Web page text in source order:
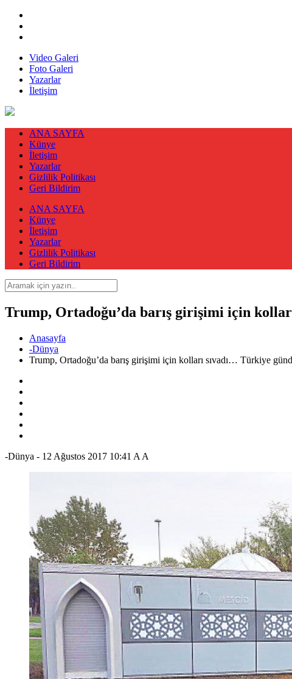
Video Galeri
Foto Galeri
Yazarlar
İletişim
ANA SAYFA
Künye
İletişim
Yazarlar
Gizlilik Politikası
Geri Bildirim
ANA SAYFA
Künye
İletişim
Yazarlar
Gizlilik Politikası
Geri Bildirim
Trump, Ortadoğu’da barış girişimi için
Anasayfa
-Dünya
Trump, Ortadoğu’da barış girişimi için kolları sıvadı… Türkiye
-Dünya - 12 Ağustos 2017 10:41 A A